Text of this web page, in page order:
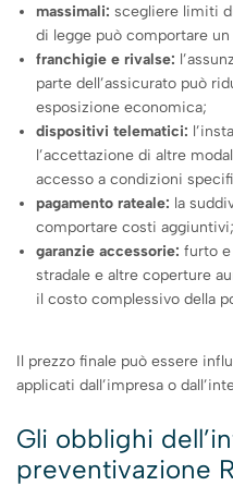
massimali: scegliere limiti
di legge può comportare
franchigie e rivalse:
parte dell’assicurato può
esposizione economica;
dispositivi telematici:
l’accettazione di altre
accesso a condizioni
pagamento rateale: la
comportare costi aggiuntivi;
garanzie accessorie: furto e
stradale e altre coperture
il costo complessivo della
Il prezzo finale può essere
applicati dall’impresa o
Gli obblighi
preventivazione